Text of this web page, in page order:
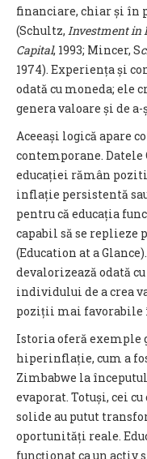
financiare, chiar și în
(Schultz, Investment in
Capital, 1993; Mincer, S
1974). Experiența și
odată cu moneda; ele
genera valoare și de
Aceeași logică apare
contemporane. Datele
educației rămân
inflație persistentă
pentru că educația
capabil să se
(Education at a
devalorizează odată
individului de a crea
poziții mai
Istoria oferă exemple
hiperinflație, cum a
Zimbabwe la
evaporat. Totuși, cei
solide au putut
oportunități reale.
funcționat ca un activ